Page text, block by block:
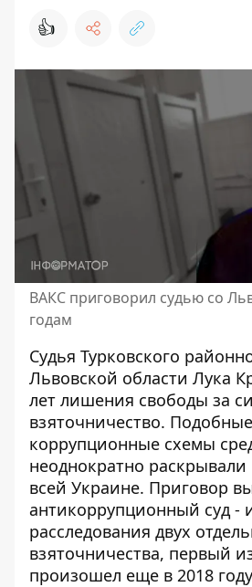
👍
ВАКС приговорил судью со
годам
Судья Турковского
Львовской области Лука
лет лишения свободы за
взяточничество. Подобные
коррупционные схемы
неоднократно
всей Украине. Приговор
антикоррупционный суд -
расследования двух
взяточничества, первый
произошел еще в 2018